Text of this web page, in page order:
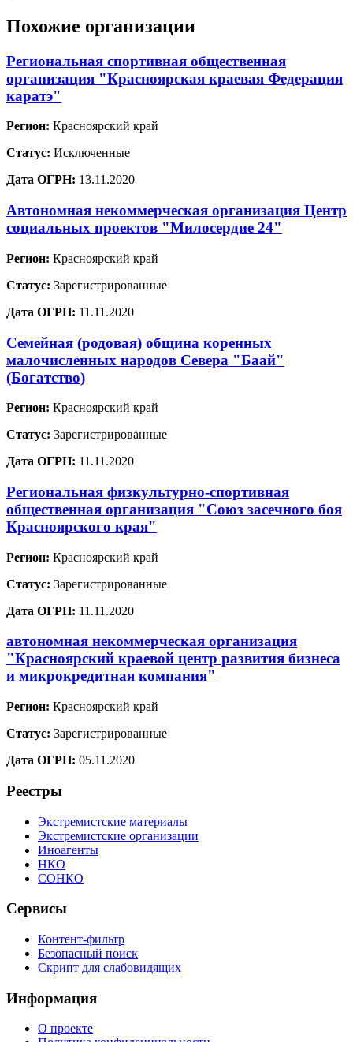
Похожие организации
Региональная спортивная общественная
организация "Красноярская краевая Федерация
каратэ"
Регион: Красноярский край
Статус: Исключенные
Дата ОГРН: 13.11.2020
Автономная некоммерческая организация Центр
социальных проектов "Милосердие 24"
Регион: Красноярский край
Статус: Зарегистрированные
Дата ОГРН: 11.11.2020
Семейная (родовая) община коренных
малочисленных народов Севера "Баай"
(Богатство)
Регион: Красноярский край
Статус: Зарегистрированные
Дата ОГРН: 11.11.2020
Региональная физкультурно-спортивная
общественная организация "Союз засечного боя
Красноярского края"
Регион: Красноярский край
Статус: Зарегистрированные
Дата ОГРН: 11.11.2020
автономная некоммерческая организация
"Красноярский краевой центр развития бизнеса
и микрокредитная компания"
Регион: Красноярский край
Статус: Зарегистрированные
Дата ОГРН: 05.11.2020
Реестры
Экстремистские материалы
Экстремистские организации
Иноагенты
НКО
СОНКО
Сервисы
Контент-фильтр
Безопасный поиск
Скрипт для слабовидящих
Информация
О проекте